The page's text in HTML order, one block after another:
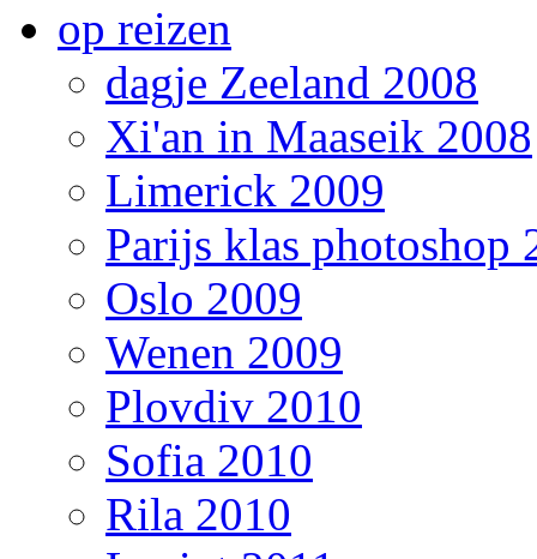
op reizen
dagje Zeeland 2008
Xi'an in Maaseik 2008
Limerick 2009
Parijs klas photoshop
Oslo 2009
Wenen 2009
Plovdiv 2010
Sofia 2010
Rila 2010